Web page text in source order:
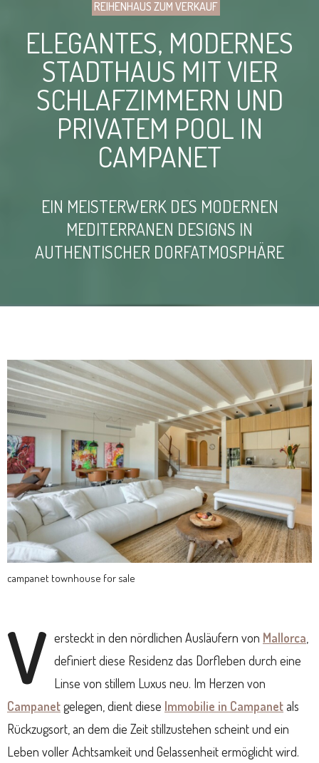
REIHENHAUS ZUM VERKAUF
ELEGANTES, MODERNES
STADTHAUS MIT VIER
SCHLAFZIMMERN UND
PRIVATEM POOL IN
CAMPANET
EIN MEISTERWERK DES MODERNEN
MEDITERRANEN DESIGNS IN
AUTHENTISCHER DORFATMOSPHÄRE
campanet townhouse for sale
V ersteckt in den nördlichen Ausläufern von Mallorca,
definiert diese Residenz das Dorfleben durch eine
Linse von stillem Luxus neu. Im Herzen von
Campanetgelegen, dient diese Immobilie in Campanetals
Rückzugsort, an dem die Zeit stillzustehen scheint und ein
Leben voller Achtsamkeit und Gelassenheit ermöglicht wird.